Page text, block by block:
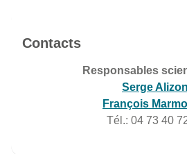
Contacts
Responsables
Serge Alizon
François
Tél.: 04 73 40